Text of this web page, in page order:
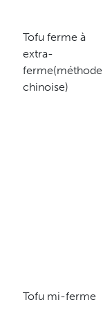
Tofu ferme à
extra-
ferme(méthode
chinoise)
Tofu mi-ferme